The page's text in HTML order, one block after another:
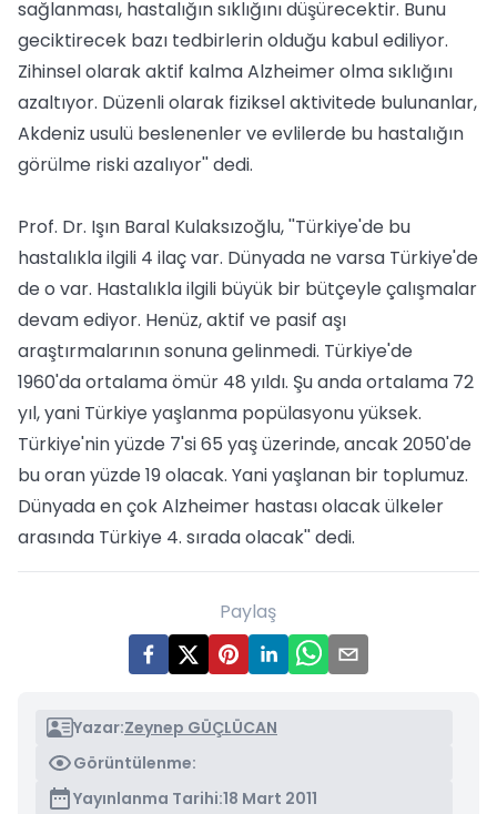
sağlanması, hastalığın sıklığını düşürecektir. Bunu
geciktirecek bazı tedbirlerin olduğu kabul ediliyor.
Zihinsel olarak aktif kalma Alzheimer olma sıklığını
azaltıyor. Düzenli olarak fiziksel aktivitede bulunanlar,
Akdeniz usulü beslenenler ve evlilerde bu hastalığın
görülme riski azalıyor'' dedi.
Prof. Dr. Işın Baral Kulaksızoğlu, ''Türkiye'de bu
hastalıkla ilgili 4 ilaç var. Dünyada ne varsa Türkiye'de
de o var. Hastalıkla ilgili büyük bir bütçeyle çalışmalar
devam ediyor. Henüz, aktif ve pasif aşı
araştırmalarının sonuna gelinmedi. Türkiye'de
1960'da ortalama ömür 48 yıldı. Şu anda ortalama 72
yıl, yani Türkiye yaşlanma popülasyonu yüksek.
Türkiye'nin yüzde 7'si 65 yaş üzerinde, ancak 2050'de
bu oran yüzde 19 olacak. Yani yaşlanan bir toplumuz.
Dünyada en çok Alzheimer hastası olacak ülkeler
arasında Türkiye 4. sırada olacak'' dedi.
Paylaş
Yazar:Zeynep GÜÇLÜCAN
Görüntülenme:
Yayınlanma Tarihi:18 Mart 2011